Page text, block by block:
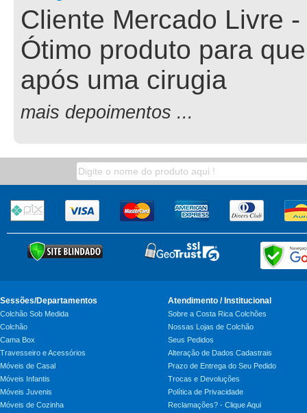
Cliente Mercado Livre
Ótimo produto para
após uma cirugia
mais depoimentos ...
Sessões/Departamentos
Colchão Sob Medida
Colchão
Cama Box
Travesseiro e Acessórios
Móveis de Casal
Móveis Infantis
Móveis Juvenis
Móveis de Cozinha
Atendimento / Institucional
Sobre a Costa Rica Colchões
Nossas Lojas de Colchão
Seus Pedidos
Alteração de Dados Cadastrais
Prazo de Entrega do Seu Pedido
Trocas e Devoluções
Política de Privacidade
Reclamações? - Clique Aqui